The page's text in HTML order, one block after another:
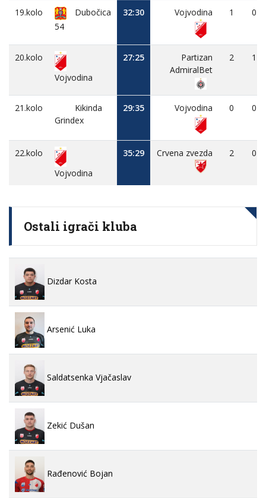
19.kolo
Dubočica
54
32:30 Vojvodina 1 0
20.kolo
Vojvodina
27:25
Partizan
AdmiralBet
2 1
21.kolo
Kikinda
Grindex
29:35 Vojvodina 0 0
22.kolo
Vojvodina
35:29 Crvena zvezda 2 0
Ostali igrači kluba
Dizdar Kosta
Arsenić Luka
Saldatsenka Vjačaslav
Zekić Dušan
Rađenović Bojan